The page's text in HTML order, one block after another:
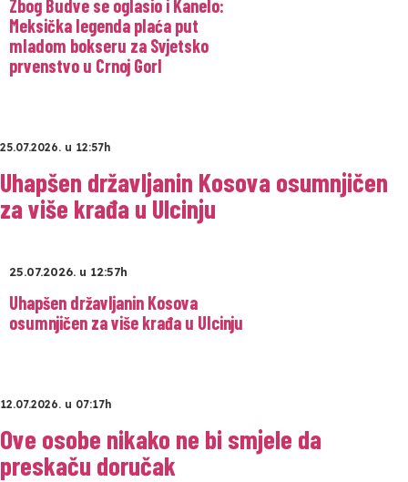
Zbog Budve se oglasio i Kanelo:
Meksička legenda plaća put
mladom bokseru za Svjetsko
prvenstvo u Crnoj GorI
25.07.2026. u 12:57h
Uhapšen državljanin Kosova osumnjičen
za više krađa u Ulcinju
25.07.2026. u 12:57h
Uhapšen državljanin Kosova
osumnjičen za više krađa u Ulcinju
12.07.2026. u 07:17h
Ove osobe nikako ne bi smjele da
preskaču doručak